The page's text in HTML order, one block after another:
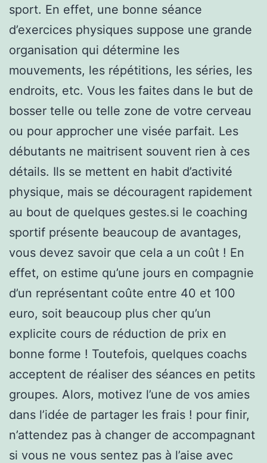
sport. En effet, une bonne séance
d’exercices physiques suppose une grande
organisation qui détermine les
mouvements, les répétitions, les séries, les
endroits, etc. Vous les faites dans le but de
bosser telle ou telle zone de votre cerveau
ou pour approcher une visée parfait. Les
débutants ne maitrisent souvent rien à ces
détails. Ils se mettent en habit d’activité
physique, mais se découragent rapidement
au bout de quelques gestes.si le coaching
sportif présente beaucoup de avantages,
vous devez savoir que cela a un coût ! En
effet, on estime qu’une jours en compagnie
d’un représentant coûte entre 40 et 100
euro, soit beaucoup plus cher qu’un
explicite cours de réduction de prix en
bonne forme ! Toutefois, quelques coachs
acceptent de réaliser des séances en petits
groupes. Alors, motivez l’une de vos amies
dans l’idée de partager les frais ! pour finir,
n’attendez pas à changer de accompagnant
si vous ne vous sentez pas à l’aise avec